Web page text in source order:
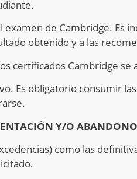
de Cambridge. Es
obtenido y a las
certificados Cambridge
Es obligatorio consumir
Y/O ABANDONO
como las